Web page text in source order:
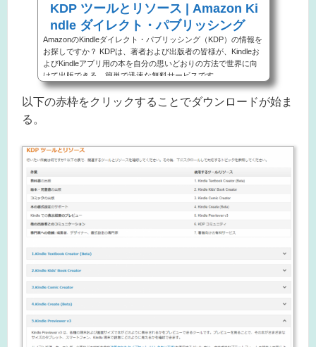
KDP ツールとリソース | Amazon Ki
ndle ダイレクト・パブリッシング
AmazonのKindleダイレクト・パブリッシング（KDP）の情報を
お探しですか？ KDPは、著者および出版者の皆様が、Kindleお
よびKindleアプリ用の本を自分の思いどおりの方法で世界に向
けて出版できる、簡単で迅速な無料サービスです。
以下の赤枠をクリックすることでダウンロードが始ま
る。